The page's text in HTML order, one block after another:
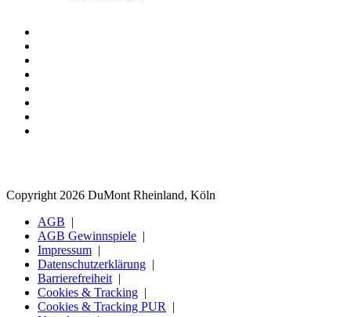
Copyright 2026 DuMont Rheinland, Köln
AGB
AGB Gewinnspiele
Impressum
Datenschutzerklärung
Barrierefreiheit
Cookies & Tracking
Cookies & Tracking PUR